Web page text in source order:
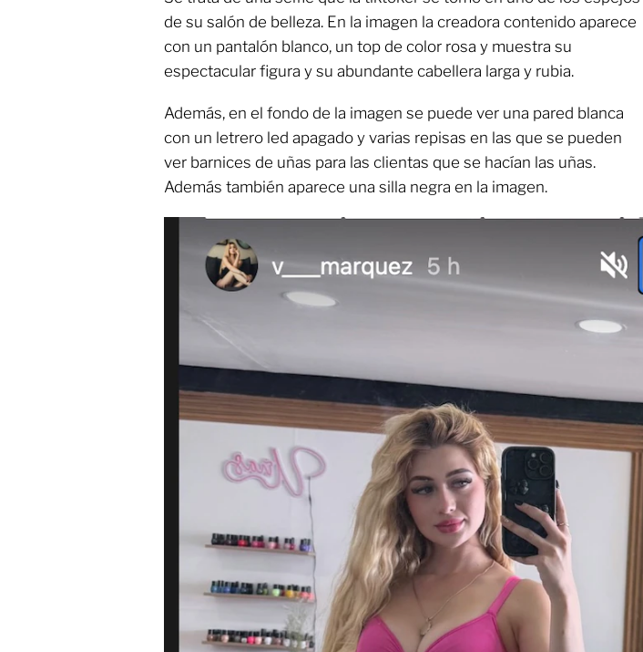
de su salón de belleza. En la imagen la creadora contenido aparece
con un pantalón blanco, un top de color rosa y muestra su
espectacular figura y su abundante cabellera larga y rubia.
Además, en el fondo de la imagen se puede ver una pared blanca
con un letrero led apagado y varias repisas en las que se pueden
ver barnices de uñas para las clientas que se hacían las uñas.
Además también aparece una silla negra en la imagen.